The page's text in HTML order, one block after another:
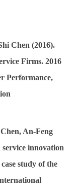
Chen (2016).
Firms. 2016
Performance,
An-Feng
innovation
study of the